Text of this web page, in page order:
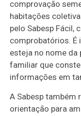
comprovação
habitações
pelo Sabesp Fácil,
comprobatórios. É
esteja no nome da
familiar que
informações em
A Sabesp também
orientação para